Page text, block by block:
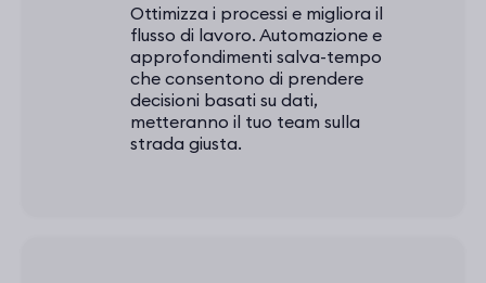
Ottimizza i processi e migliora il
flusso di lavoro. Automazione e
approfondimenti salva-tempo
che consentono di prendere
decisioni basati su dati,
metteranno il tuo team sulla
strada giusta.